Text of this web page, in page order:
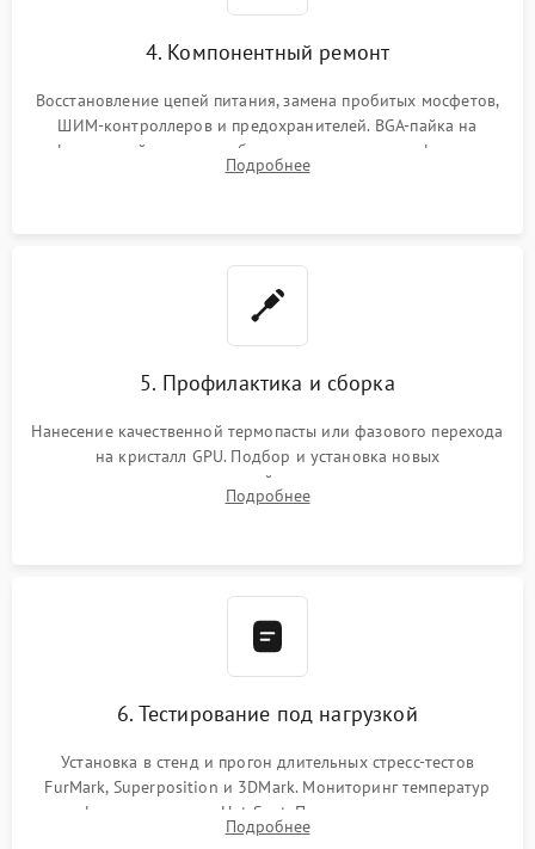
4. Компонентный ремонт
Восстановление цепей питания, замена пробитых мосфетов,
ШИМ-контроллеров и предохранителей. BGA-пайка на
инфракрасной станции реболлинг или замена графического
чипа и дефектной памяти GDDR. Прошивка BIOS
Подробнее
5. Профилактика и сборка
Нанесение качественной термопасты или фазового перехода
на кристалл GPU. Подбор и установка новых
термопрокладок правильной толщины на память и цепи
питания. Монтаж радиатора и бэкплейта, подключение и
Подробнее
6. Тестирование под нагрузкой
Установка в стенд и прогон длительных стресс-тестов
FurMark, Superposition и 3DMark. Мониторинг температур
графического чипа и Hot Spot. Проверка на отсутствие
артефактов изображения, вылетов драйвера и зависаний.
Подробнее